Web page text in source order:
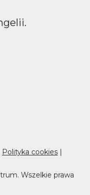
Polityka cookies |
Wszelkie prawa